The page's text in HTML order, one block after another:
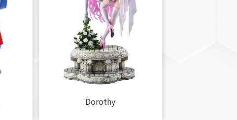
Dorothy